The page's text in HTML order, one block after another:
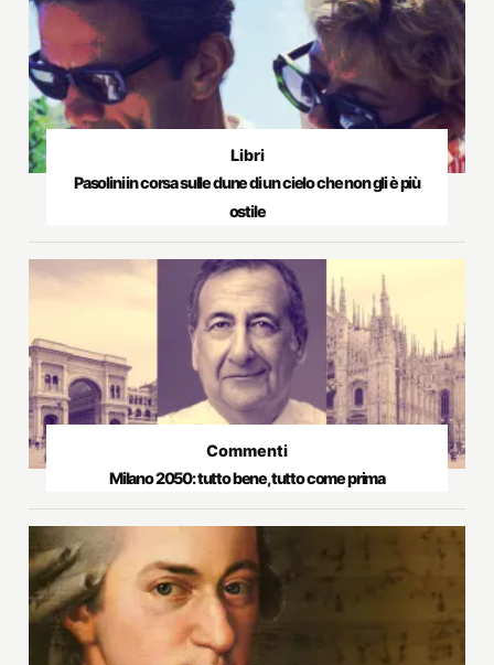
Libri
Pasolini in corsa sulle dune di un cielo che non gli è più
ostile
Commenti
Milano 2050: tutto bene, tutto come prima